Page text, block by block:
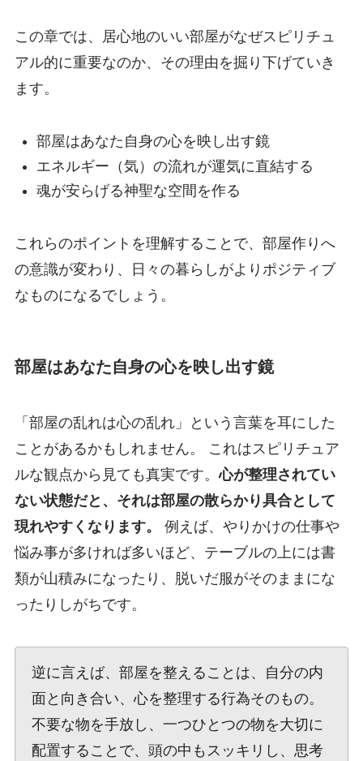
この章では、居心地のいい部屋がなぜスピリチュ
アル的に重要なのか、その理由を掘り下げていき
ます。
部屋はあなた自身の心を映し出す鏡
エネルギー（気）の流れが運気に直結する
魂が安らげる神聖な空間を作る
これらのポイントを理解することで、部屋作りへ
の意識が変わり、日々の暮らしがよりポジティブ
なものになるでしょう。
部屋はあなた自身の心を映し出す鏡
「部屋の乱れは心の乱れ」という言葉を耳にした
ことがあるかもしれません。 これはスピリチュア
ルな観点から見ても真実です。心が整理されてい
ない状態だと、それは部屋の散らかり具合として
現れやすくなります。
例えば、やりかけの仕事や
悩み事が多ければ多いほど、テーブルの上には書
類が山積みになったり、脱いだ服がそのままにな
ったりしがちです。
逆に言えば、部屋を整えることは、自分の内
面と向き合い、心を整理する行為そのもの。
不要な物を手放し、一つひとつの物を大切に
配置することで、頭の中もスッキリし、思考